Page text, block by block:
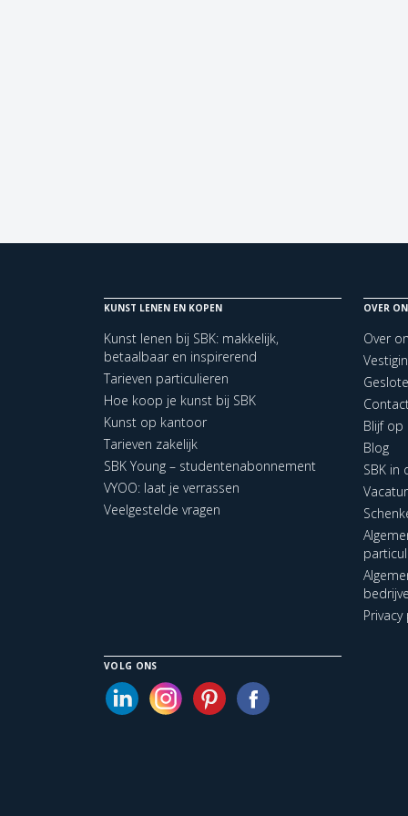
KUNST LENEN EN KOPEN
Kunst lenen bij SBK: makkelijk,
betaalbaar en inspirerend
Tarieven particulieren
Hoe koop je kunst bij SBK
Kunst op kantoor
Tarieven zakelijk
SBK Young – studentenabonnement
VYOO: laat je verrassen
Veelgestelde vragen
OVER
Over
Blijf op
Blog
SBK in
VOLG ONS